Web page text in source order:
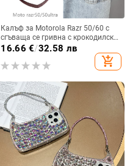
Калъф за Motorola Razr 50/60 с
сгъваща се гривна с крокодилски
релеф
16.66 €/32.58 лв
add_shopping_cart